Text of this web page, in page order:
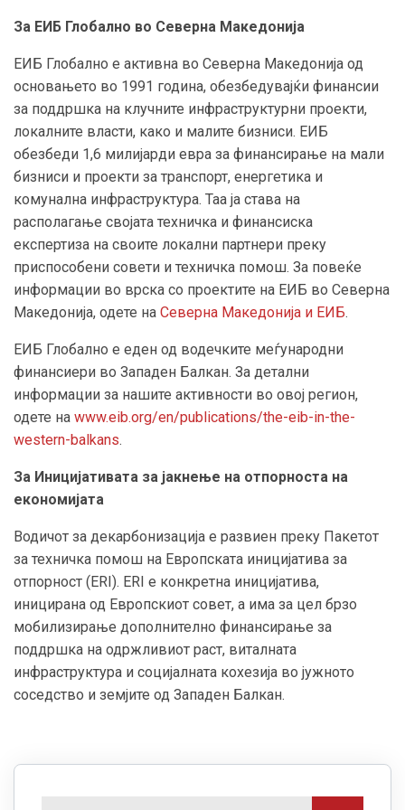
За ЕИБ Глобално во Северна Македонија
ЕИБ Глобално е активна во Северна Македонија од
основањето во 1991 година, обезбедувајќи финансии
за поддршка на клучните инфраструктурни проекти,
локалните власти, како и малите бизниси. ЕИБ
обезбеди 1,6 милијарди евра за финансирање на мали
бизниси и проекти за транспорт, енергетика и
комунална инфраструктура. Таа ја става на
располагање својата техничка и финансиска
експертиза на своите локални партнери преку
приспособени совети и техничка помош. За повеќе
информации во врска со проектите на ЕИБ во Северна
Македонија, одете на Северна Македонија и ЕИБ.
ЕИБ Глобално е еден од водечките меѓународни
финансиери во Западен Балкан. За детални
информации за нашите активности во овој регион,
одете на www.eib.org/en/publications/the-eib-in-the-
western-balkans.
За Иницијативата за јакнење на отпорноста на
економијата
Водичот за декарбонизација е развиен преку Пакетот
за техничка помош на Европската иницијатива за
отпорност (ERI). ERΙ е конкретна иницијатива,
иницирана од Европскиот совет, а има за цел брзо
мобилизирање дополнително финансирање за
поддршка на одржливиот раст, виталната
инфраструктура и социјалната кохезија во јужното
соседство и земјите од Западен Балкан.